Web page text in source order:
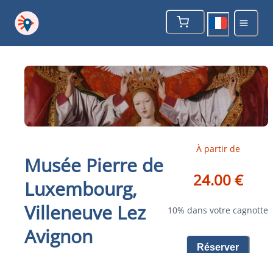
Musée Pierre de
Luxembourg,
Villeneuve Lez
Avignon
À partir de
24.00 €
10% dans votre cagnotte
Réserver